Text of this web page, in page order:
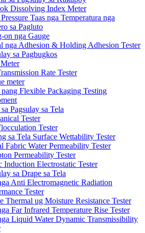
Dissolving Index Meter
Taas nga Temperatura nga
sa Pagluto
on nga Gauge
nga Adhesion & Holding Adhesion Tester
sa Pagbugkos
Rate Tester
meter
Flexible Packaging Testing
Pagsulay sa Tela
Tester
Tester
sa Tela Surface Wettability Tester
Fabric Water Permeability Tester
Permeability Tester
Induction Electrostatic Tester
sa Drape sa Tela
Anti Electromagnetic Radiation
Tester
Thermal ug Moisture Resistance Tester
Far Infrared Temperature Rise Tester
Liquid Water Dynamic Transmissibility